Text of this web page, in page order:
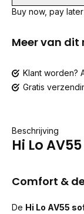
Buy now, pay later
Meer van dit
Klant worden?
Gratis
Beschrijving
Hi Lo
Comfort &
De Hi Lo AV55